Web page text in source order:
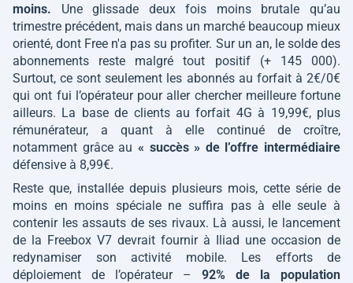
moins. Une glissade deux fois moins brutale qu’au
trimestre précédent, mais dans un marché beaucoup mieux
orienté, dont Free n'a pas su profiter. Sur un an, le solde des
abonnements reste malgré tout positif (+ 145 000).
Surtout, ce sont seulement les abonnés au forfait à 2€/0€
qui ont fui l’opérateur pour aller chercher meilleure fortune
ailleurs. La base de clients au forfait 4G à 19,99€, plus
rémunérateur, a quant à elle continué de croître,
notamment grâce au « succès » de l’offre intermédiaire
défensive à 8,99€.
Reste que, installée depuis plusieurs mois, cette série de
moins en moins spéciale ne suffira pas à elle seule à
contenir les assauts de ses rivaux. Là aussi, le lancement
de la Freebox V7 devrait fournir à Iliad une occasion de
redynamiser son activité mobile. Les efforts de
déploiement de l’opérateur – 92% de la population